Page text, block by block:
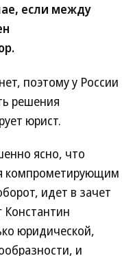
если между
поэтому у России
решения
юрист.
ясно, что
компрометирующим
идет в зачет
Константин
юридической,
и